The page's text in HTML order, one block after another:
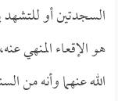
السجدتين أو
هو الإقعاء المنهي
الله عنهما وأنه من